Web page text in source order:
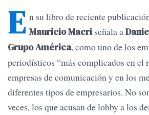
E n su libro de reciente
Mauricio Macri señala a
Grupo América, como uno de los
periodísticos “más complicados en el
empresas de comunicación y en los
diferentes tipos de empresarios. No
veces, los que acusan de lobby a los